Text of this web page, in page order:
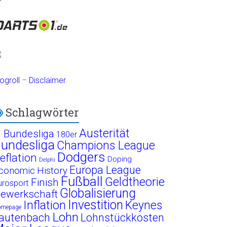
– Disclaimer
Schlagwörter
Bundesliga 180er Austerität
Champions League
Delphi Dodgers Doping
History Europa League
Finish Fußball Geldtheorie
Globalisierung
Inflation Investition Keynes
Lohn Lohnstückkosten